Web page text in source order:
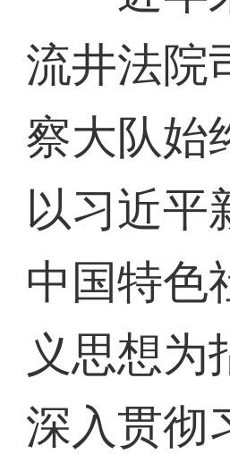
流井法院
察大队始
以习近平
中国特色
义思想为
深入贯彻